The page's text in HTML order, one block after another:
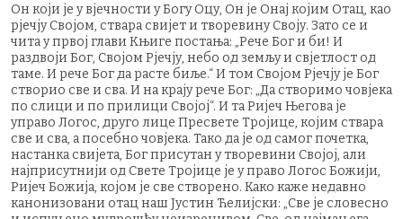
Он који је у вјечности у Богу Оцу, Он је Онај којим Отац, као
рјечју Својом, ствара свијет и творевину Своју. Зато се и
чита у првој глави Књиге постања: „Рече Бог и би! И
раздвоји Бог, Својом Рјечју, небо од земљу и свјетлост од
таме. И рече Бог да расте биље.“ И том Својом Рјечју је Бог
створио све и сва. И на крају рече Бог: „Да створимо човјека
по слици и по прилици Својој“. И та Ријеч Његова је
управо Логос, друго лице Пресвете Тројице, којим ствара
све и сва, а посебно човјека. Тако да је од самог почетка,
настанка свијета, Бог присутан у творевини Својој, али
најприсутнији од Свете Тројице је у право Логос Божији,
Ријеч Божија, којом је све створено. Како каже недавно
канонизовани отац наш Јустин Ћелијски: „Све је словесно